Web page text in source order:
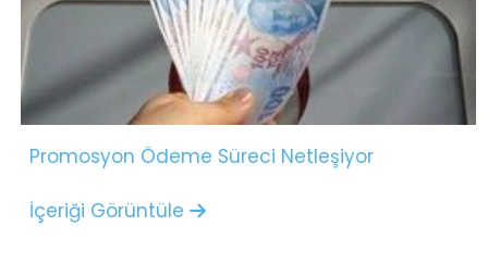
Promosyon Ödeme Süreci Netleşiyor
İçeriği Görüntüle